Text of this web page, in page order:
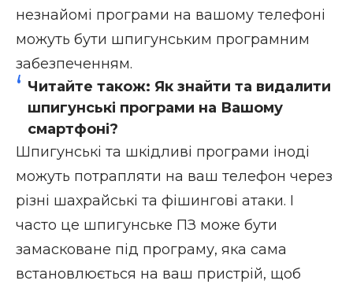
незнайомі програми на вашому телефоні
можуть бути шпигунським програмним
забезпеченням.
Читайте також: Як знайти та видалити
шпигунські програми на Вашому
смартфоні?
Шпигунські та шкідливі програми іноді
можуть потрапляти на ваш телефон через
різні шахрайські та фішингові атаки. І
часто це шпигунське ПЗ може бути
замасковане під програму, яка сама
встановлюється на ваш пристрій, щоб